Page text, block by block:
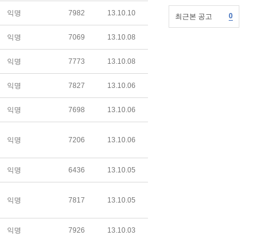
최근본 공고 0
익명 7982 13.10.10
익명 7069 13.10.08
익명 7773 13.10.08
익명 7827 13.10.06
익명 7698 13.10.06
익명 7206 13.10.06
익명 6436 13.10.05
익명 7817 13.10.05
익명 7926 13.10.03